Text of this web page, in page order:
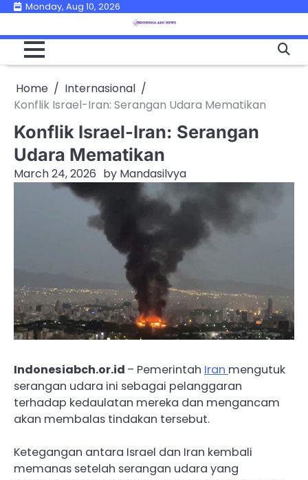
Skip
content
Monday, Aug 10, 2026
Home
Internasional
Konflik Israel-Iran: Serangan Udara Mematikan
Konflik Israel-Iran: Serangan
Udara Mematikan
March 24, 2026 by Mandasilvya
Indonesiabch.or.id – Pemerintah Iran mengutuk
serangan udara ini sebagai pelanggaran
terhadap kedaulatan mereka dan mengancam
akan membalas tindakan tersebut.
Ketegangan antara Israel dan Iran kembali
memanas setelah serangan udara yang